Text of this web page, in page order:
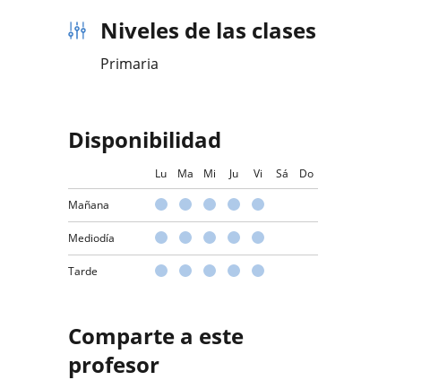
Niveles de las clases
Primaria
Disponibilidad
Lu Ma Mi Ju Vi Sá Do
Mañana
Mediodía
Tarde
Comparte a este
profesor